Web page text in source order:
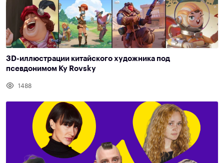
3D-иллюстрации китайского художника под
псевдонимом Ky Rovsky
1488